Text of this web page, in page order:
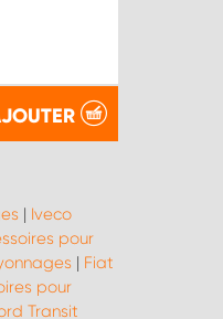
| Iveco
pour
| Fiat
pour
Transit